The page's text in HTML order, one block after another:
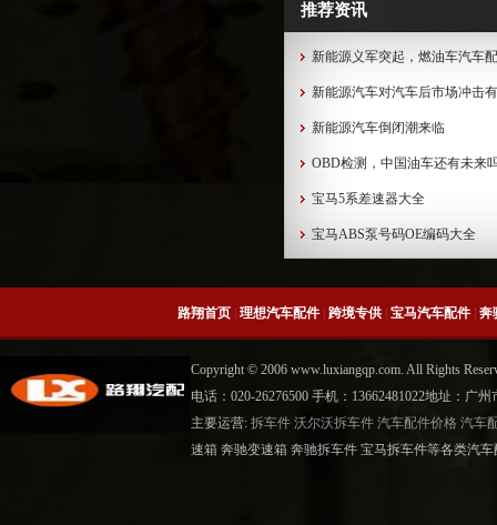
推荐资讯
新能源义军突起，燃油车汽车
新能源汽车对汽车后市场冲击
新能源汽车倒闭潮来临
OBD检测，中国油车还有未来
宝马5系差速器大全
宝马ABS泵号码OE编码大全
路翔首页 理想汽车配件 跨境专供 宝马汽车配件 奔
Copyright © 2006 www.luxiangqp.com. All Rights
电话：020-26276500 手机：13662481022地址：广
主要运营: 拆车件 沃尔沃拆车件 汽车配件价格 汽车
速箱 奔驰变速箱 奔驰拆车件 宝马拆车件等各类汽车